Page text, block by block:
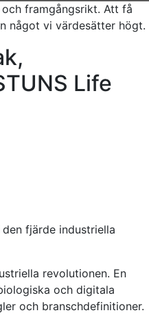
framgångsrikt. Att få
något vi värdesätter högt.
Life
fjärde industriella
revolutionen. En
och digitala
och branschdefinitioner.